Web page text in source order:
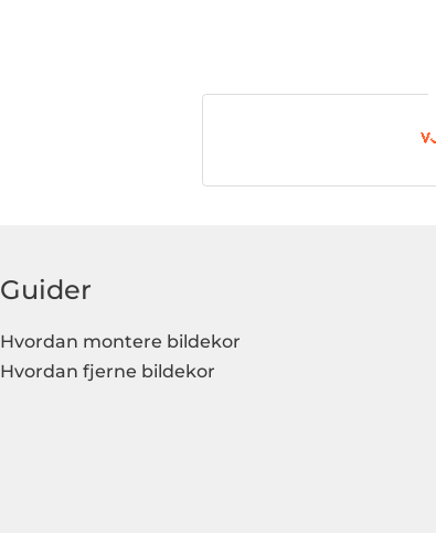
Guider
Hvordan montere bildekor
Hvordan fjerne bildekor